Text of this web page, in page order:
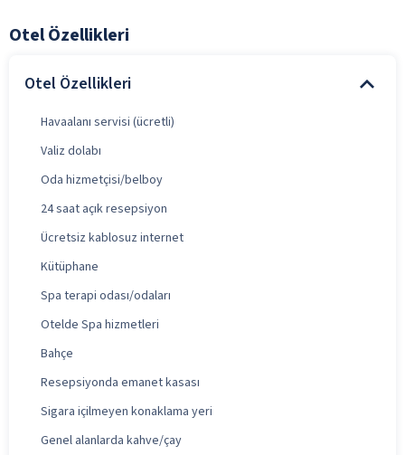
Otel Özellikleri
Otel Özellikleri
Havaalanı servisi (ücretli)
Valiz dolabı
Oda hizmetçisi/belboy
24 saat açık resepsiyon
Ücretsiz kablosuz internet
Kütüphane
Spa terapi odası/odaları
Otelde Spa hizmetleri
Bahçe
Resepsiyonda emanet kasası
Sigara içilmeyen konaklama yeri
Genel alanlarda kahve/çay